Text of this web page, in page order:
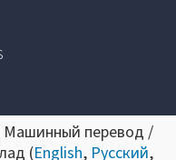
Машинный перевод /
(English, Русский,